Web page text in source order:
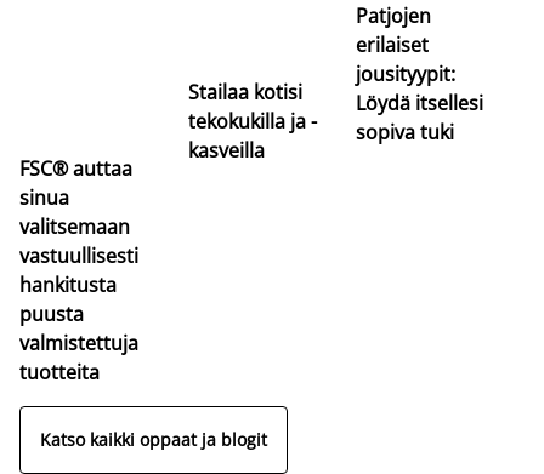
FSC® auttaa
sinua
valitsemaan
vastuullisesti
hankitusta
puusta
valmistettuja
tuotteita
Stailaa kotisi
tekokukilla ja -
kasveilla
Patjojen
erilaiset
jousityypit:
Löydä itsellesi
sopiva tuki
Katso kaikki oppaat ja blogit